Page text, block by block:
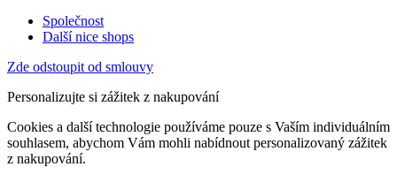
Společnost
Další nice shops
Zde odstoupit od smlouvy
Personalizujte si zážitek z nakupování
Cookies a další technologie používáme pouze s Vaším individuálním
souhlasem, abychom Vám mohli nabídnout personalizovaný zážitek
z nakupování.